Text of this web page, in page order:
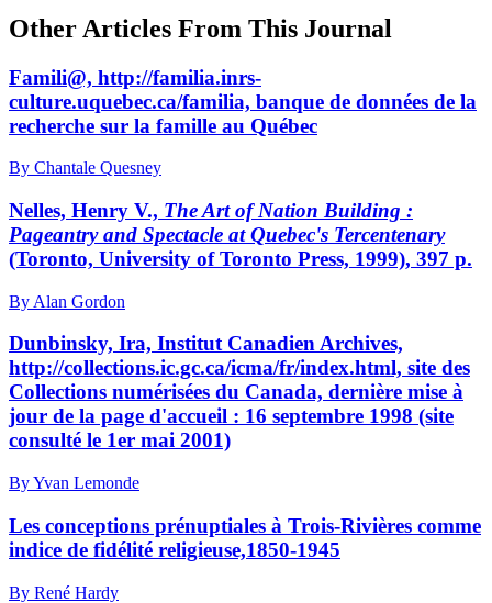
Other Articles From This Journal
Famili@, http://familia.inrs-
culture.uquebec.ca/familia, banque de données de la
recherche sur la famille au Québec
By Chantale Quesney
Nelles, Henry V., The Art of Nation Building :
Pageantry and Spectacle at Quebec's Tercentenary
(Toronto, University of Toronto Press, 1999), 397 p.
By Alan Gordon
Dunbinsky, Ira, Institut Canadien Archives,
http://collections.ic.gc.ca/icma/fr/index.html, site des
Collections numérisées du Canada, dernière mise à
jour de la page d'accueil : 16 septembre 1998 (site
consulté le 1er mai 2001)
By Yvan Lemonde
Les conceptions prénuptiales à Trois-Rivières comme
indice de fidélité religieuse,1850-1945
By René Hardy